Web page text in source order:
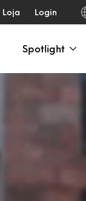
Loja Login
Spotlight